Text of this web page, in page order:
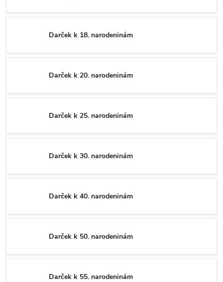
Darček k 18. narodeninám
Darček k 20. narodeninám
Darček k 25. narodeninám
Darček k 30. narodeninám
Darček k 40. narodeninám
Darček k 50. narodeninám
Darček k 55. narodeninám